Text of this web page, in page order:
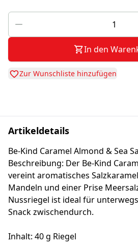
In den
Zur Wunschliste hinzufügen
Artikeldetails
Be-Kind Caramel Almond & Sea
Beschreibung: Der Be-Kind
vereint aromatisches
Mandeln und einer Prise
Nussriegel ist ideal für
Snack zwischendurch.
Inhalt: 40 g Riegel